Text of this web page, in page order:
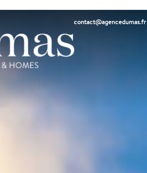
contact@agencedumas.fr